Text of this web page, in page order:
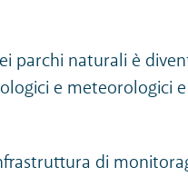
parchi naturali è
e meteorologici
di